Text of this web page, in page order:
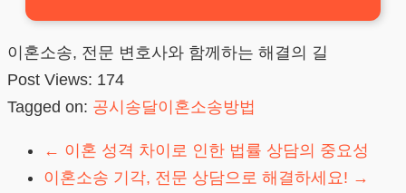
이혼소송, 전문 변호사와 함께하는 해결의 길
Post Views: 174
Tagged on: 공시송달이혼소송방법
← 이혼 성격 차이로 인한 법률 상담의 중요성
이혼소송 기각, 전문 상담으로 해결하세요! →